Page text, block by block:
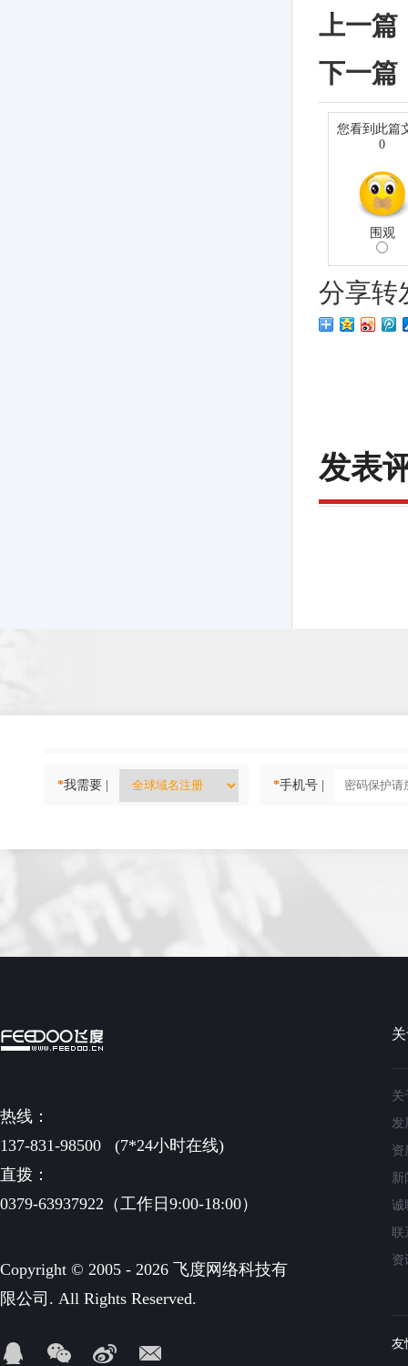
上一篇
下一篇
您看到此篇
0
围观
分享转
发表
*我需要 | *手机号 |
热线：
137-831-98500
(7*24小时在线)
直拨：
0379-63937922（工作日9:00-18:00）
Copyright © 2005 - 2026 飞度网络科技有
限公司. All Rights Reserved.
关
发
资
新
诚
联
资